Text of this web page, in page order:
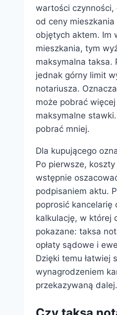
wartości czynności,
od ceny
objętych aktem. Im
mieszkania, tym
maksymalna taksa.
jednak górny limit
notariusza.
może pobrać
maksymalne
pobrać mniej.
Dla kupującego
Po pierwsze,
wstępnie
podpisaniem aktu.
poprosić kancelarię
kalkulację, w której
pokazane: taksa
opłaty sądowe i
Dzięki temu łatwiej
wynagrodzeniem
przekazywaną dalej.